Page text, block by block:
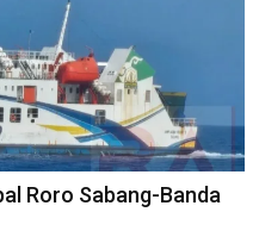
Roro Sabang-Banda